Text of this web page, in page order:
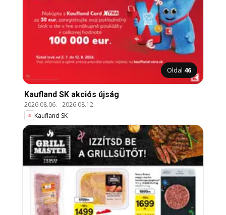
Oldal 46
Kaufland SK akciós újság
2026.08.06. -2026.08.12.
Kaufland SK